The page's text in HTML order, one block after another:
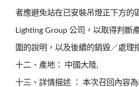
者應避免站在已安裝吊燈正下方的
Lighting Group 公司，以取得判斷
圍的說明，以及後續的銷毀／處理
十二、產地： 中國大陸,
十三、詳情描述 ： 本次召回內容